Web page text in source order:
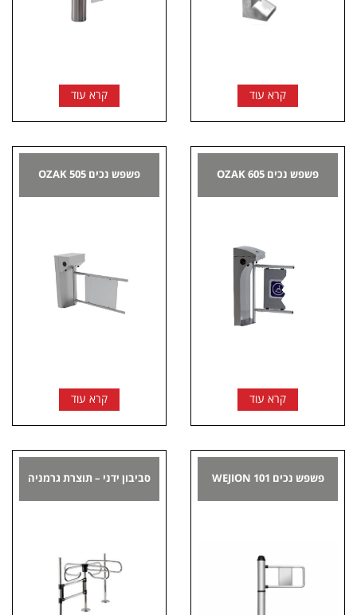
קרא עוד קרא עוד
פשפש נכים 605 OZAK
קרא עוד
פשפש נכים 505 OZAK
קרא עוד
פשפש נכים 101 WEJION סביבון ידני – תוצרת גרמניה